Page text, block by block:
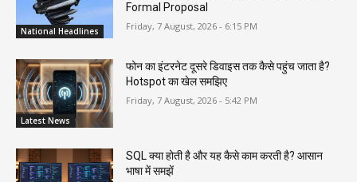
National Headlines
Formal Proposal
Friday, 7 August, 2026 - 6:15 PM
Latest News
फोन का इंटरनेट दूसरे डिवाइस तक कैसे पहुंच जाता है?
Hotspot का खेल समझिए
Friday, 7 August, 2026 - 5:42 PM
SQL क्या होती है और यह कैसे काम करती है? आसान
भाषा में समझें